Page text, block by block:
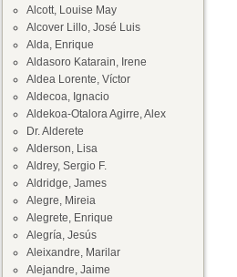
Alcott, Louise May
Alcover Lillo, José Luis
Alda, Enrique
Aldasoro Katarain, Irene
Aldea Lorente, Víctor
Aldecoa, Ignacio
Aldekoa-Otalora Agirre, Alex
Dr. Alderete
Alderson, Lisa
Aldrey, Sergio F.
Aldridge, James
Alegre, Mireia
Alegrete, Enrique
Alegría, Jesús
Aleixandre, Marilar
Alejandre, Jaime